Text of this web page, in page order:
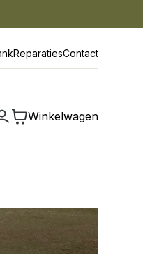
ReparatiesContact
Winkelwagen